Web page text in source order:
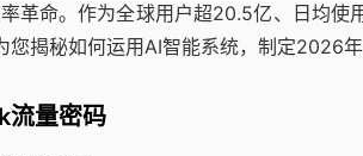
革命。作为全球用户超20.5亿、日均
揭秘如何运用AI智能系统，制定2026年
流量密码